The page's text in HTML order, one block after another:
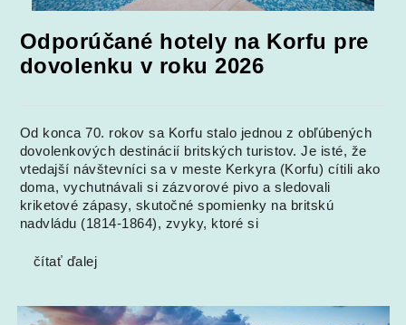
Odporúčané hotely na Korfu pre
dovolenku v roku 2026
Od konca 70. rokov sa Korfu stalo jednou z obľúbených
dovolenkových destinácií britských turistov. Je isté, že
vtedajší návštevníci sa v meste Kerkyra (Korfu) cítili ako
doma, vychutnávali si zázvorové pivo a sledovali
kriketové zápasy, skutočné spomienky na britskú
nadvládu (1814-1864), zvyky, ktoré si
čítať ďalej